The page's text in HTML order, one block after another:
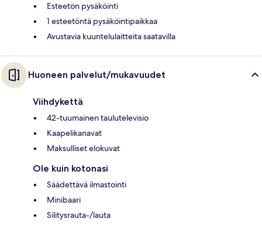
Esteetön pysäköinti
1 esteetöntä pysäköintipaikkaa
Avustavia kuuntelulaitteita saatavilla
Huoneen palvelut/mukavuudet
Viihdykettä
42-tuumainen taulutelevisio
Kaapelikanavat
Maksulliset elokuvat
Ole kuin kotonasi
Säädettävä ilmastointi
Minibaari
Silitysrauta-/lauta